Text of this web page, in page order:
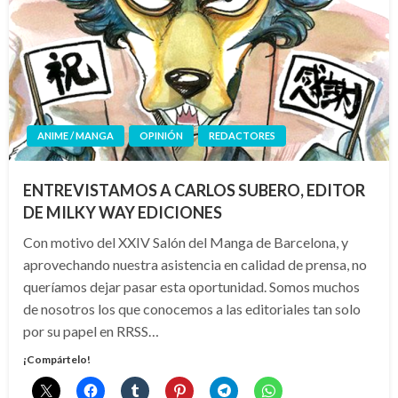
ANIME / MANGA OPINIÓN REDACTORES
ENTREVISTAMOS A CARLOS SUBERO, EDITOR
DE MILKY WAY EDICIONES
Con motivo del XXIV Salón del Manga de Barcelona, y
aprovechando nuestra asistencia en calidad de prensa, no
queríamos dejar pasar esta oportunidad. Somos muchos
de nosotros los que conocemos a las editoriales tan solo
por su papel en RRSS…
¡Compártelo!